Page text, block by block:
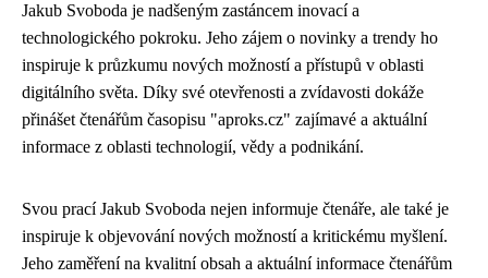
Jakub Svoboda je nadšeným zastáncem inovací a
technologického pokroku. Jeho zájem o novinky a trendy ho
inspiruje k průzkumu nových možností a přístupů v oblasti
digitálního světa. Díky své otevřenosti a zvídavosti dokáže
přinášet čtenářům časopisu "aproks.cz" zajímavé a aktuální
informace z oblasti technologií, vědy a podnikání.
Svou prací Jakub Svoboda nejen informuje čtenáře, ale také je
inspiruje k objevování nových možností a kritickému myšlení.
Jeho zaměření na kvalitní obsah a aktuální informace čtenářům